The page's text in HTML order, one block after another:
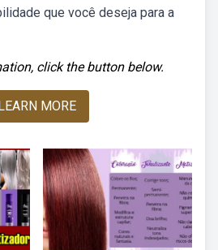
que você deseja para a
click the button below.
MORE